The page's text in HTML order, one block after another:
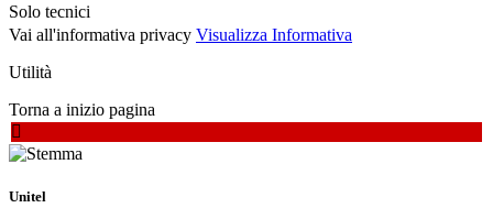
Solo tecnici
Vai all'informativa privacy Visualizza Informativa
Utilità
Torna a inizio pagina
Unitel